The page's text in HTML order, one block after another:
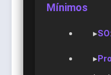
Mínimos
▸SO:
▸